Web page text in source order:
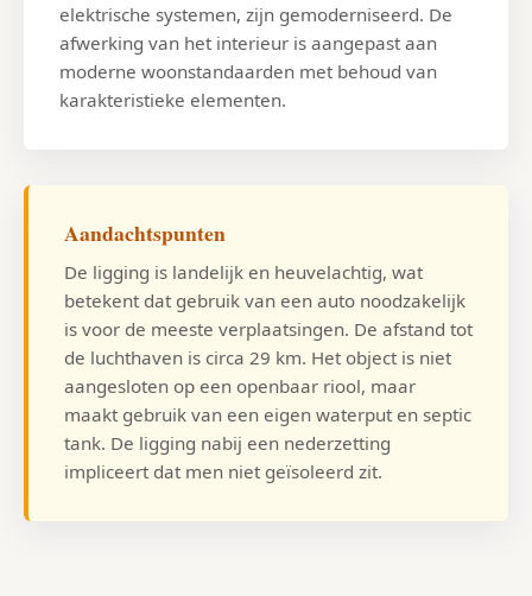
elektrische systemen, zijn gemoderniseerd. De
afwerking van het interieur is aangepast aan
moderne woonstandaarden met behoud van
karakteristieke elementen.
Aandachtspunten
De ligging is landelijk en heuvelachtig, wat
betekent dat gebruik van een auto noodzakelijk
is voor de meeste verplaatsingen. De afstand tot
de luchthaven is circa 29 km. Het object is niet
aangesloten op een openbaar riool, maar
maakt gebruik van een eigen waterput en septic
tank. De ligging nabij een nederzetting
impliceert dat men niet geïsoleerd zit.